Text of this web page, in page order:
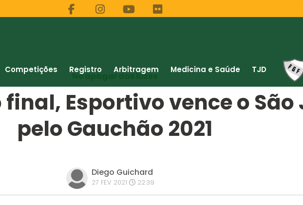
Competições Registro Arbitragem Medicina e Saúde TJD
No apagar das luzes
Esportivo vence o São
pelo Gauchão 2021
Diego Guichard
27 FEV 2021 22:39